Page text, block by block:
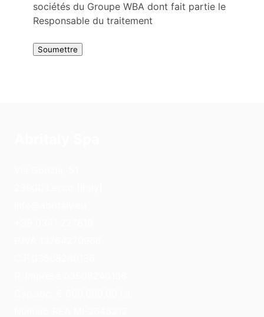
sociétés du Groupe WBA dont fait partie le
Responsable du traitement